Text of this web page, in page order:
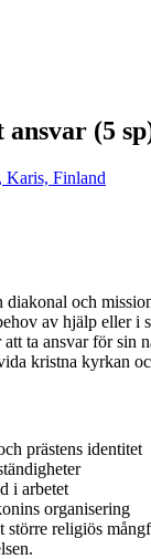
(5
Karis, Finland
och
av hjälp eller i
ta ansvar för sin
kristna kyrkan
prästens identitet
i arbetet
organisering
större religiös